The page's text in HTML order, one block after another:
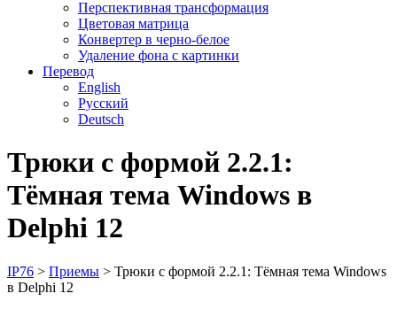
Перспективная трансформация
Цветовая матрица
Конвертер в черно-белое
Удаление фона с картинки
Перевод
English
Русский
Deutsch
Трюки с формой 2.2.1:
Тёмная тема Windows в
Delphi 12
IP76 > Приемы > Трюки с формой 2.2.1: Тёмная тема Windows
в Delphi 12